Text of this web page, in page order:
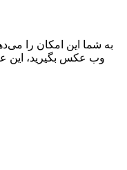
وب عکس بگیرید، این